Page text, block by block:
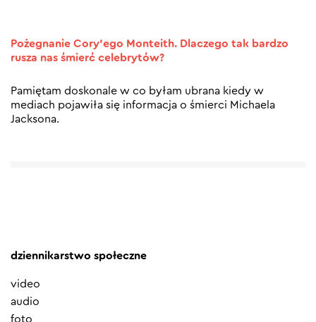
Pożegnanie Cory’ego Monteith. Dlaczego tak bardzo
rusza nas śmierć celebrytów?
Pamiętam doskonale w co byłam ubrana kiedy w
mediach pojawiła się informacja o śmierci Michaela
Jacksona.
dziennikarstwo społeczne
video
audio
foto